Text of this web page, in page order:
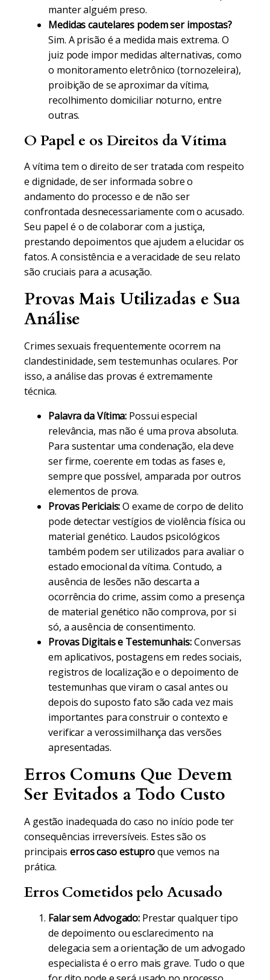
manter alguém preso.
Medidas cautelares podem ser impostas?
Sim. A prisão é a medida mais extrema. O
juiz pode impor medidas alternativas, como
o monitoramento eletrônico (tornozeleira),
proibição de se aproximar da vítima,
recolhimento domiciliar noturno, entre
outras.
O Papel e os Direitos da Vítima
A vítima tem o direito de ser tratada com respeito
e dignidade, de ser informada sobre o
andamento do processo e de não ser
confrontada desnecessariamente com o acusado.
Seu papel é o de colaborar com a justiça,
prestando depoimentos que ajudem a elucidar os
fatos. A consistência e a veracidade de seu relato
são cruciais para a acusação.
Provas Mais Utilizadas e Sua
Análise
Crimes sexuais frequentemente ocorrem na
clandestinidade, sem testemunhas oculares. Por
isso, a análise das provas é extremamente
técnica.
Palavra da Vítima: Possui especial
relevância, mas não é uma prova absoluta.
Para sustentar uma condenação, ela deve
ser firme, coerente em todas as fases e,
sempre que possível, amparada por outros
elementos de prova.
Provas Periciais:O exame de corpo de delito
pode detectar vestígios de violência física ou
material genético. Laudos psicológicos
também podem ser utilizados para avaliar o
estado emocional da vítima. Contudo, a
ausência de lesões não descarta a
ocorrência do crime, assim como a presença
de material genético não comprova, por si
só, a ausência de consentimento.
Provas Digitais e Testemunhais:Conversas
em aplicativos, postagens em redes sociais,
registros de localização e o depoimento de
testemunhas que viram o casal antes ou
depois do suposto fato são cada vez mais
importantes para construir o contexto e
verificar a verossimilhança das versões
apresentadas.
Erros Comuns Que Devem
Ser Evitados a Todo Custo
A gestão inadequada do caso no início pode ter
consequências irreversíveis. Estes são os
principais erros caso estuproque vemos na
prática.
Erros Cometidos pelo Acusado
Falar sem Advogado: Prestar qualquer tipo
de depoimento ou esclarecimento na
delegacia sem a orientação de um advogado
especialista é o erro mais grave. Tudo o que